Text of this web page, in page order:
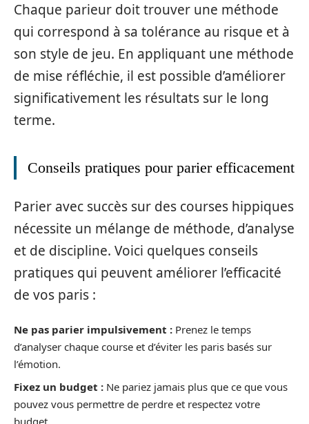
Chaque parieur doit trouver une méthode
qui correspond à sa tolérance au risque et à
son style de jeu. En appliquant une méthode
de mise réfléchie, il est possible d’améliorer
significativement les résultats sur le long
terme.
Conseils pratiques pour parier efficacement
Parier avec succès sur des courses hippiques
nécessite un mélange de méthode, d’analyse
et de discipline. Voici quelques conseils
pratiques qui peuvent améliorer l’efficacité
de vos paris :
Ne pas parier impulsivement : Prenez le temps
d’analyser chaque course et d’éviter les paris basés sur
l’émotion.
Fixez un budget : Ne pariez jamais plus que ce que vous
pouvez vous permettre de perdre et respectez votre
budget.